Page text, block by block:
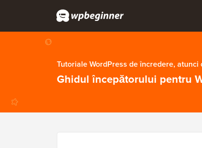
Tutoriale WordPress de încredere,
Ghidul începătorului pentru